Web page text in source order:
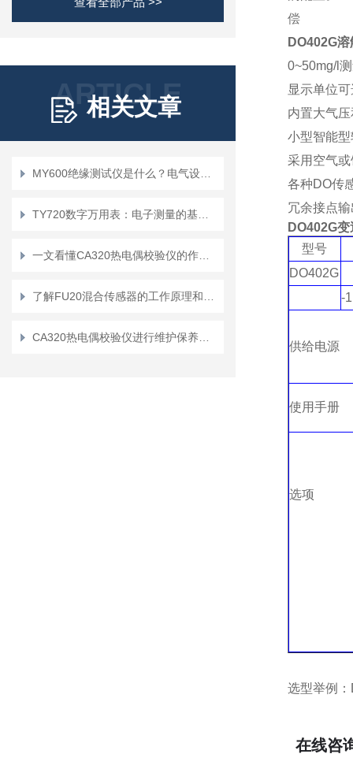
ARTICLE
相关文章
偿
DO402G
0~50mg/l
显示单位
内置大气
小型智能
采用空气
各种DO传
冗余接点
DO402G变
型号
DO402G
-1
供给电源
使用手册
选项
选型举例
在线咨